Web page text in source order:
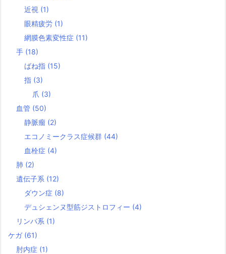
近視 (1)
眼精疲労 (1)
網膜色素変性症 (11)
手 (18)
ばね指 (15)
指 (3)
爪 (3)
血管 (50)
静脈瘤 (2)
エコノミークラス症候群 (44)
血栓症 (4)
肺 (2)
遺伝子系 (12)
ダウン症 (8)
デュシェンヌ型筋ジストロフィー (4)
リンパ系 (1)
ケガ (61)
肘内症 (1)